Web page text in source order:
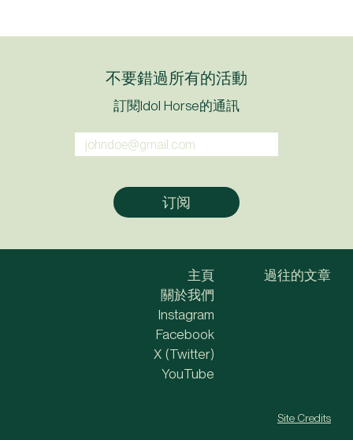
不要錯過所有的活動
訂閱Idol Horse的通訊
主頁
關於我們
過往的文章
Instagram
Facebook
X (Twitter)
YouTube
Site Credits